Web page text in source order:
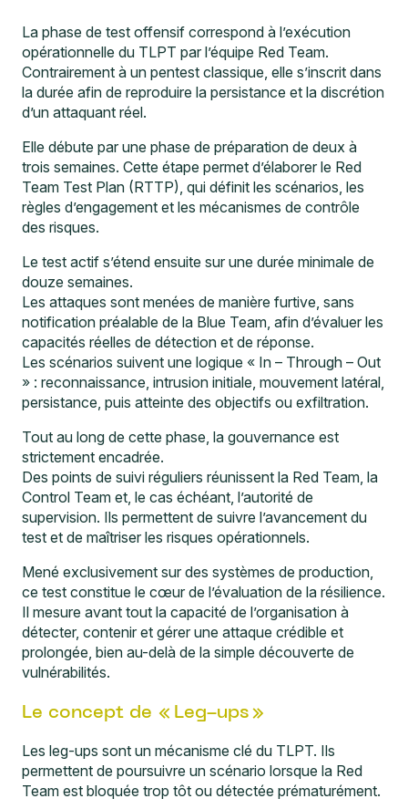
La phase de test offensif correspond à l’exécution
opérationnelle du TLPT par l’équipe Red Team.
Contrairement à un pentest classique, elle s’inscrit dans
la durée afin de reproduire la persistance et la discrétion
d’un attaquant réel.
Elle débute par une phase de préparation de deux à
trois semaines. Cette étape permet d’élaborer le Red
Team Test Plan (RTTP), qui définit les scénarios, les
règles d’engagement et les mécanismes de contrôle
des risques.
Le test actif s’étend ensuite sur une durée minimale de
douze semaines.
Les attaques sont menées de manière furtive, sans
notification préalable de la Blue Team, afin d’évaluer les
capacités réelles de détection et de réponse.
Les scénarios suivent une logique « In – Through – Out
» : reconnaissance, intrusion initiale, mouvement latéral,
persistance, puis atteinte des objectifs ou exfiltration.
Tout au long de cette phase, la gouvernance est
strictement encadrée.
Des points de suivi réguliers réunissent la Red Team, la
Control Team et, le cas échéant, l’autorité de
supervision. Ils permettent de suivre l’avancement du
test et de maîtriser les risques opérationnels.
Mené exclusivement sur des systèmes de production,
ce test constitue le cœur de l’évaluation de la résilience.
Il mesure avant tout la capacité de l’organisation à
détecter, contenir et gérer une attaque crédible et
prolongée, bien au-delà de la simple découverte de
vulnérabilités.
Le concept de « Leg-ups »
Les leg-ups sont un mécanisme clé du TLPT. Ils
permettent de poursuivre un scénario lorsque la Red
Team est bloquée trop tôt ou détectée prématurément.